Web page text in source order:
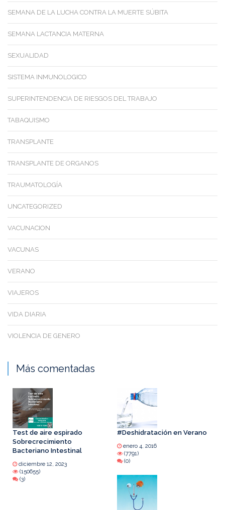
SEMANA DE LA LUCHA CONTRA LA MUERTE SÚBITA
SEMANA LACTANCIA MATERNA
SEXUALIDAD
SISTEMA INMUNOLOGICO
SUPERINTENDENCIA DE RIESGOS DEL TRABAJO
TABAQUISMO
TRANSPLANTE
TRANSPLANTE DE ORGANOS
TRAUMATOLOGÍA
UNCATEGORIZED
VACUNACION
VACUNAS
VERANO
VIAJEROS
VIDA DIARIA
VIOLENCIA DE GENERO
Más comentadas
Test de aire espirado
Sobrecrecimiento
Bacteriano Intestinal
diciembre 12, 2023
(150655)
(3)
#Deshidratación en Verano
enero 4, 2016
(7791)
(0)